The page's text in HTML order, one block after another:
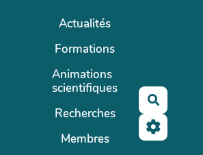
Actualités
Formations
Animations
scientifiques
Recherches
Membres